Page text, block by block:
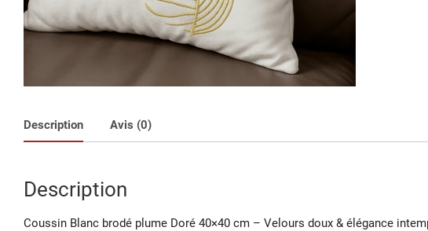
Description Avis (0)
Description
Coussin Blanc brodé plume Doré 40×40 cm – Velours doux & élégance